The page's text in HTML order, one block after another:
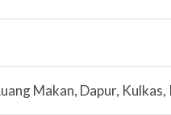
Makan, Dapur,